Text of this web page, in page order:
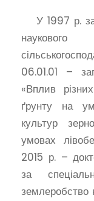
У 1997 р.
06.01.01 –
«Вплив
ґрунту на
культур
умовах
2015 р. –
за
землеробство